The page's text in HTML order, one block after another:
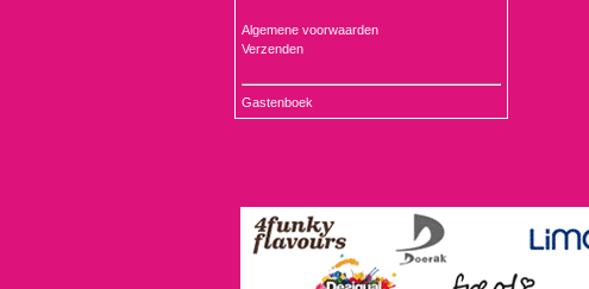
Algemene voorwaarden
Verzenden
Gastenboek